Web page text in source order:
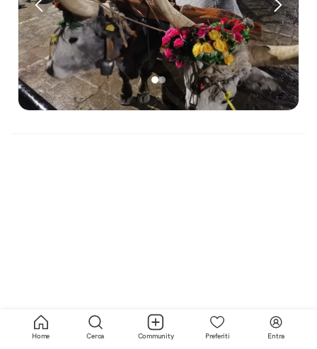
Home Cerca Community Preferiti Entra